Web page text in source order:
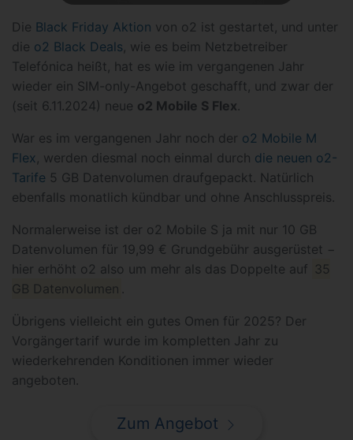
Die Black Friday Aktion von o2 ist gestartet, und unter
die o2 Black Deals, wie es beim Netzbetreiber
Telefónica heißt, hat es wie im vergangenen Jahr
wieder ein SIM-only-Angebot geschafft, und zwar der
(seit 6.11.2024) neue o2 Mobile S Flex.
War es im vergangenen Jahr noch der o2 Mobile M
Flex, werden diesmal noch einmal durch die neuen o2-
Tarife 5 GB Datenvolumen draufgepackt. Natürlich
ebenfalls monatlich kündbar und ohne Anschlusspreis.
Normalerweise ist der o2 Mobile S ja mit nur 10 GB
Datenvolumen für 19,99 € Grundgebühr ausgerüstet −
hier erhöht o2 also um mehr als das Doppelte auf 35
GB Datenvolumen .
Übrigens vielleicht ein gutes Omen für 2025? Der
Vorgängertarif wurde im kompletten Jahr zu
wiederkehrenden Konditionen immer wieder
angeboten.
Zum Angebot